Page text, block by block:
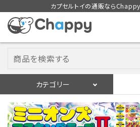
カプセルトイの通販ならChappy
カテゴリー
ログイン 会